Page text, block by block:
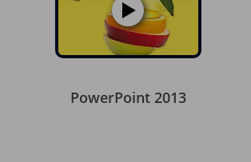
PowerPoint 2013